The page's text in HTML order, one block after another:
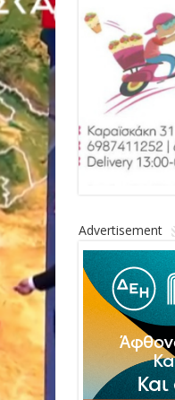
Advertisement